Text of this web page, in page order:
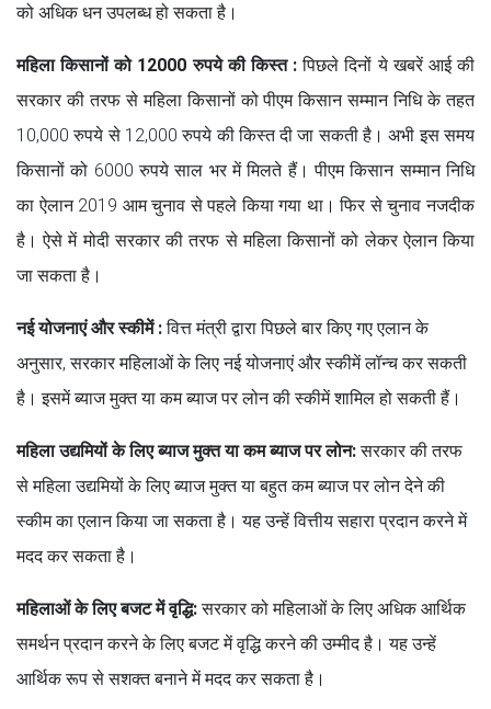
को अधिक धन उपलब्ध हो सकता है।
महिला किसानों को 12000 रुपये की किस्त :पिछले दिनों ये खबरें आई की
सरकार की तरफ से महिला किसानों को पीएम किसान सम्मान निधि के तहत
10,000 रुपये से 12,000 रुपये की किस्त दी जा सकती है। अभी इस समय
किसानों को 6000 रुपये साल भर में मिलते हैं। पीएम किसान सम्मान निधि
का ऐलान 2019 आम चुनाव से पहले किया गया था। फिर से चुनाव नजदीक
है। ऐसे में मोदी सरकार की तरफ से महिला किसानों को लेकर ऐलान किया
जा सकता है।
नई योजनाएं और स्कीमें :वित्त मंत्री द्वारा पिछले बार किए गए एलान के
अनुसार, सरकार महिलाओं के लिए नई योजनाएं और स्कीमें लॉन्च कर सकती
है। इसमें ब्याज मुक्त या कम ब्याज पर लोन की स्कीमें शामिल हो सकती हैं।
महिला उद्यमियों के लिए ब्याज मुक्त या कम ब्याज पर लोन:सरकार की तरफ
से महिला उद्यमियों के लिए ब्याज मुक्त या बहुत कम ब्याज पर लोन देने की
स्कीम का एलान किया जा सकता है। यह उन्हें वित्तीय सहारा प्रदान करने में
मदद कर सकता है।
महिलाओं के लिए बजट में वृद्धि:सरकार को महिलाओं के लिए अधिक आर्थिक
समर्थन प्रदान करने के लिए बजट में वृद्धि करने की उम्मीद है। यह उन्हें
आर्थिक रूप से सशक्त बनाने में मदद कर सकता है।